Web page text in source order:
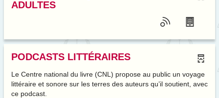
ADULTES
PODCASTS LITTÉRAIRES
Le Centre national du livre (CNL) propose au public un voyage
littéraire et sonore sur les terres des auteurs qu’il soutient, avec
ce podcast.